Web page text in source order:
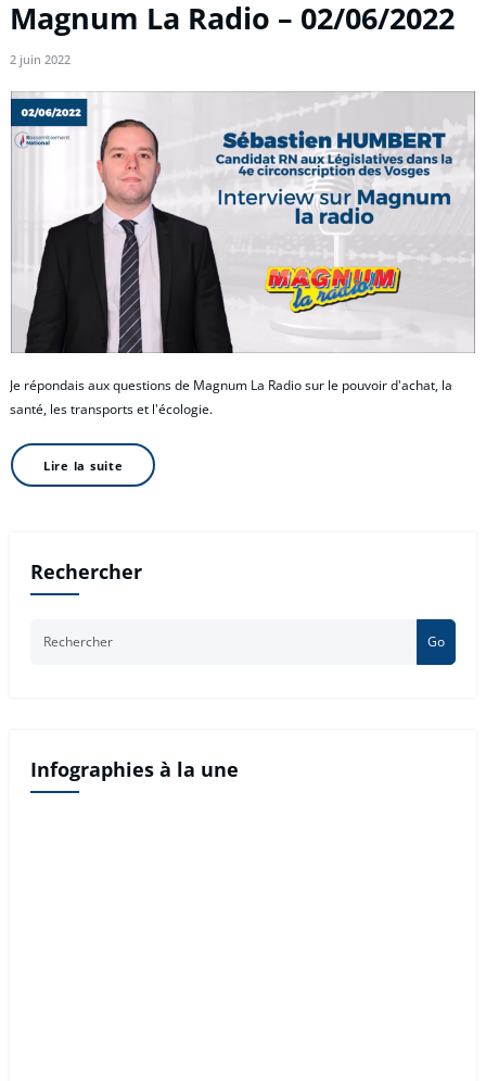
Magnum La Radio – 02/06/2022
2 juin 2022
Je répondais aux questions de Magnum La Radio sur le pouvoir d'achat, la
santé, les transports et l'écologie.
Lire la suite
Rechercher
Go
Infographies à la une